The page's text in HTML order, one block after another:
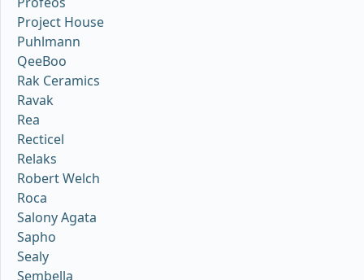
Project House
Puhlmann
QeeBoo
Rak Ceramics
Ravak
Rea
Recticel
Relaks
Robert Welch
Roca
Salony Agata
Sapho
Sealy
Sembella